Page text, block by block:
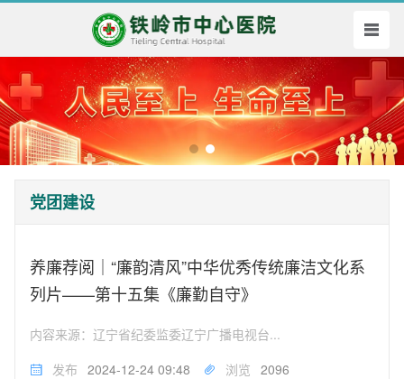
党团建设
养廉荐阅｜“廉韵清风”中华优秀传统廉洁文化系
列片——第十五集《廉勤自守》
内容来源：辽宁省纪委监委辽宁广播电视台...
发布 2024-12-24 09:48 浏览 2096